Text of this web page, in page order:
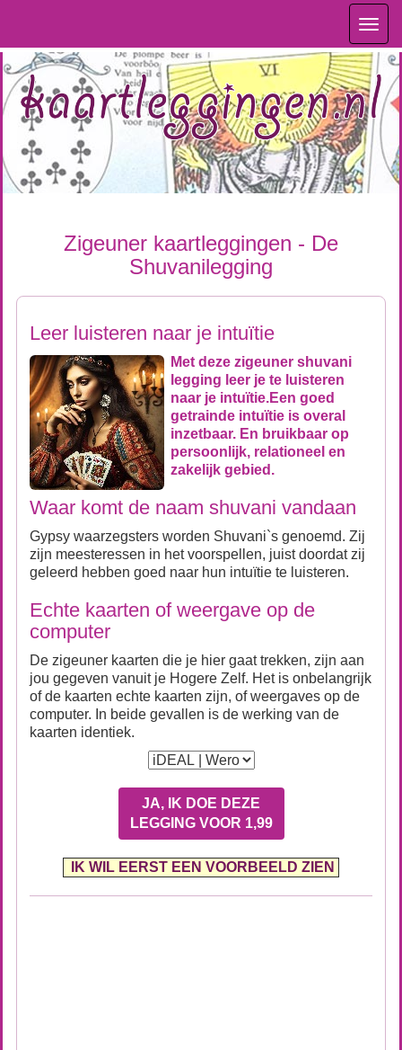
Zigeuner kaartleggingen - De
Shuvanilegging
Leer luisteren naar je intuïtie
Met deze zigeuner shuvani
legging leer je te luisteren
naar je intuïtie.Een goed
getrainde intuïtie is overal
inzetbaar. En bruikbaar op
persoonlijk, relationeel en
zakelijk gebied.
Waar komt de naam shuvani vandaan
Gypsy waarzegsters worden Shuvani`s genoemd. Zij
zijn meesteressen in het voorspellen, juist doordat zij
geleerd hebben goed naar hun intuïtie te luisteren.
Echte kaarten of weergave op de
computer
De zigeuner kaarten die je hier gaat trekken, zijn aan
jou gegeven vanuit je Hogere Zelf. Het is onbelangrijk
of de kaarten echte kaarten zijn, of weergaves op de
computer. In beide gevallen is de werking van de
kaarten identiek.
JA, IK DOE DEZE
LEGGING VOOR 1,99
IK WIL EERST EEN VOORBEELD ZIEN